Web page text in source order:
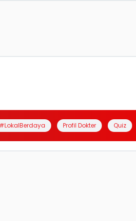
#LokalBerdaya Profil Dokter Quiz